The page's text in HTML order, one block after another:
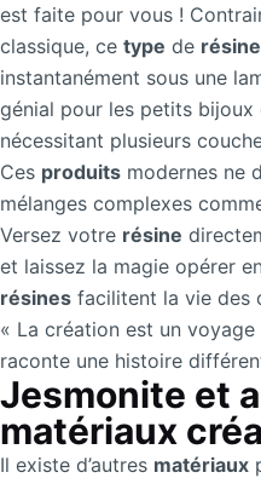
est faite pour vous !
classique, ce type de
instantanément sous une
génial pour les petits bijoux
nécessitant plusieurs
Ces produits modernes ne
mélanges complexes
Versez votre résine
et laissez la magie opérer
résines facilitent la vie des
« La création est un
raconte une histoire
Jesmonite et
matériaux
Il existe d’autres matériaux